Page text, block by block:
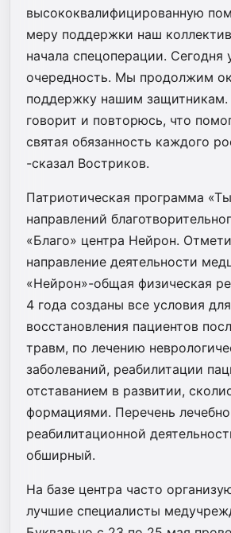
высококвалифицированную
меру поддержки наш
начала спецоперации. Сегодня
очередность. Мы продолжим
поддержку нашим защитникам.
говорит и повторюсь, что
святая обязанность каждого
-сказал Востриков.
Патриотическая программа
направлений
«Благо» центра Нейрон.
направление деятельности
«Нейрон»-общая физическая
4 года созданы все условия для
восстановления пациентов
травм, по лечению
заболеваний, реабилитации
отставанием в развитии,
формациями. Перечень
реабилитационной
обширный.
На базе центра часто
лучшие специалисты